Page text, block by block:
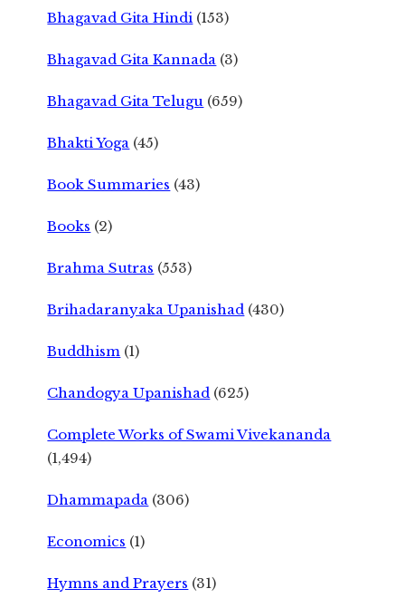
Bhagavad Gita Hindi (153)
Bhagavad Gita Kannada (3)
Bhagavad Gita Telugu (659)
Bhakti Yoga (45)
Book Summaries (43)
Books (2)
Brahma Sutras (553)
Brihadaranyaka Upanishad (430)
Buddhism (1)
Chandogya Upanishad (625)
Complete Works of Swami Vivekananda
(1,494)
Dhammapada (306)
Economics (1)
Hymns and Prayers (31)